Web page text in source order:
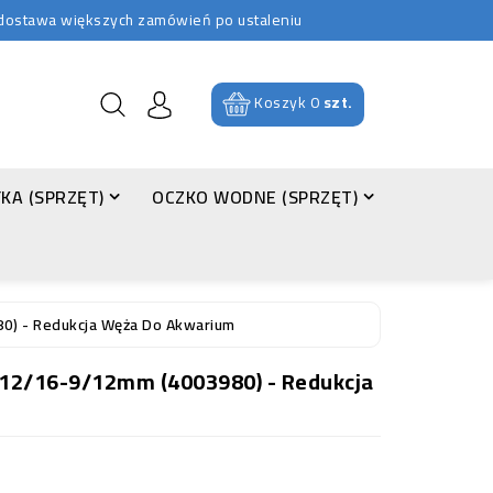
większych zamówień po ustaleniu
Koszyk0szt.
(SPRZĘT)
OCZKO WODNE (SPRZĘT)
- Redukcja Węża Do Akwarium
16-9/12mm (4003980) - Redukcja